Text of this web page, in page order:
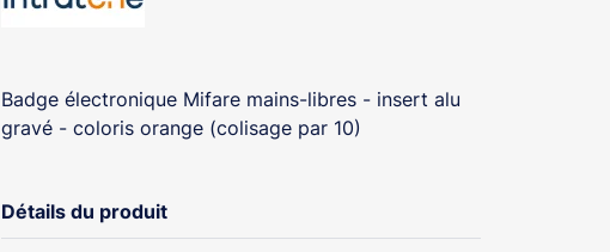
Badge électronique Mifare mains-libres - insert alu
gravé - coloris orange (colisage par 10)
Détails du produit